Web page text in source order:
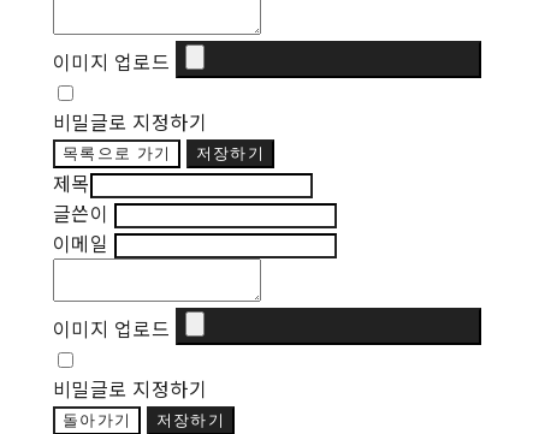
이미지 업로드
비밀글로 지정하기
목록으로 가기 저장하기
제목
글쓴이
이메일
이미지 업로드
비밀글로 지정하기
돌아가기 저장하기